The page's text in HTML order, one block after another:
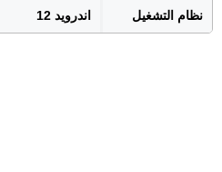
نظام التشغيل اندرويد 12